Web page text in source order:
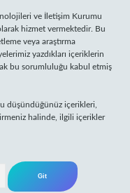
ve İletişim Kurumu
hizmet vermektedir. Bu
veya araştırma
yazdıkları içeriklerin
bu sorumluluğu kabul etmiş
düşündüğünüz içerikleri,
halinde, ilgili içerikler